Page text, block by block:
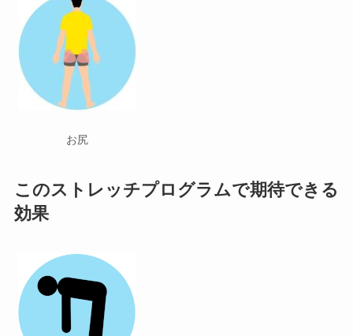
お尻
このストレッチプログラムで期待できる
効果